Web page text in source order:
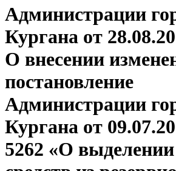
Администрации
Кургана от
О внесении
постановление
Администрации
Кургана от
5262 «О